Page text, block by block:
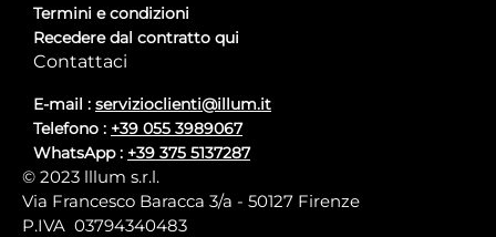
Termini e condizioni
Recedere dal contratto qui
Contattaci
E-mail : servizioclienti@illum.it
Telefono : +39 055 3989067
WhatsApp : +39 375 5137287
© 2023 lllum s.r.l.
Via Francesco Baracca 3/a - 50127 Firenze
P.IVA 03794340483